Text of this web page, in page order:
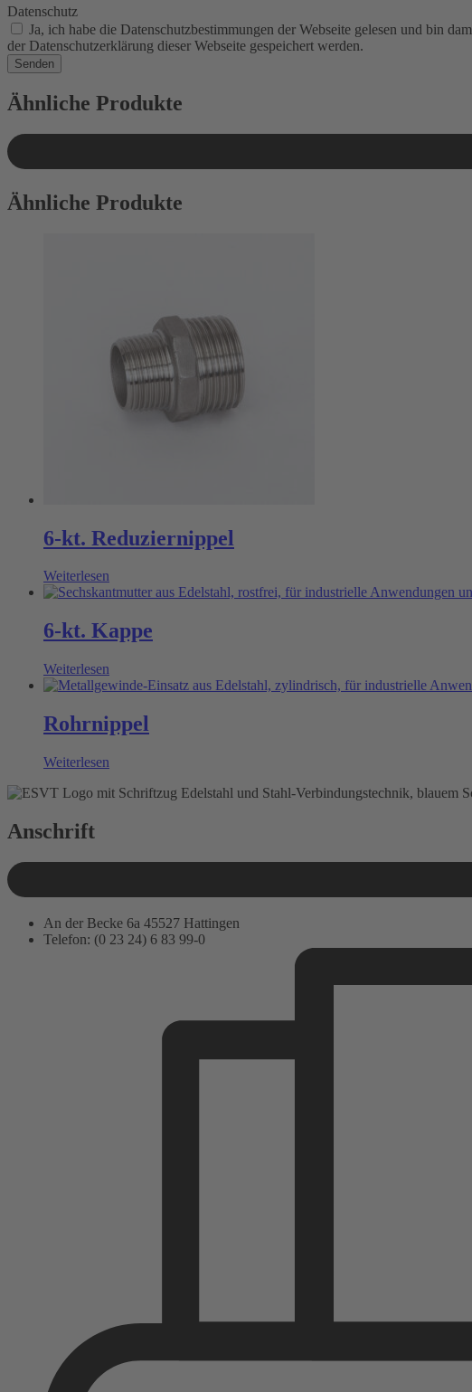
Datenschutz
Ja, ich habe die Datenschutzbestimmungen der Webseite gelesen und bin
der Datenschutzerklärung dieser Webseite gespeichert werden.
Senden
Ähnliche Produkte
Ähnliche Produkte
6-kt. Reduziernippel
Weiterlesen
6-kt. Kappe
Weiterlesen
Rohrnippel
Weiterlesen
Anschrift
An der Becke 6a 45527 Hattingen
Telefon: (0 23 24) 6 83 99-0